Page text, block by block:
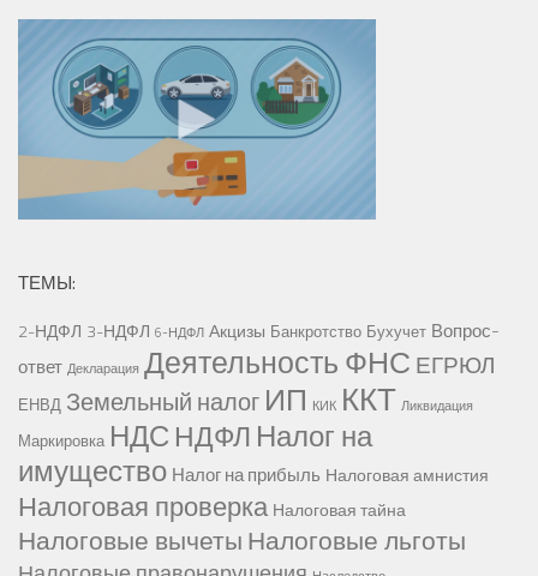
ТЕМЫ:
2-НДФЛ 3-НДФЛ 6-НДФЛ Акцизы Банкротство Бухучет Вопрос-
ответ Декларация Деятельность ФНС ЕГРЮЛ
ЕНВД Земельный налог ИП КИК ККТ Ликвидация
Маркировка НДС НДФЛ Налог на
имущество Налог на прибыль Налоговая амнистия
Налоговая проверка Налоговая тайна
Налоговые вычетыНалоговые льготы